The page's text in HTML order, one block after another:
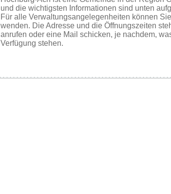
und die wichtigsten Informationen sind unten
Für alle Verwaltungsangelegenheiten können
wenden. Die Adresse und die Öffnungszeiten
anrufen oder eine Mail schicken, je nachdem,
Verfügung stehen.